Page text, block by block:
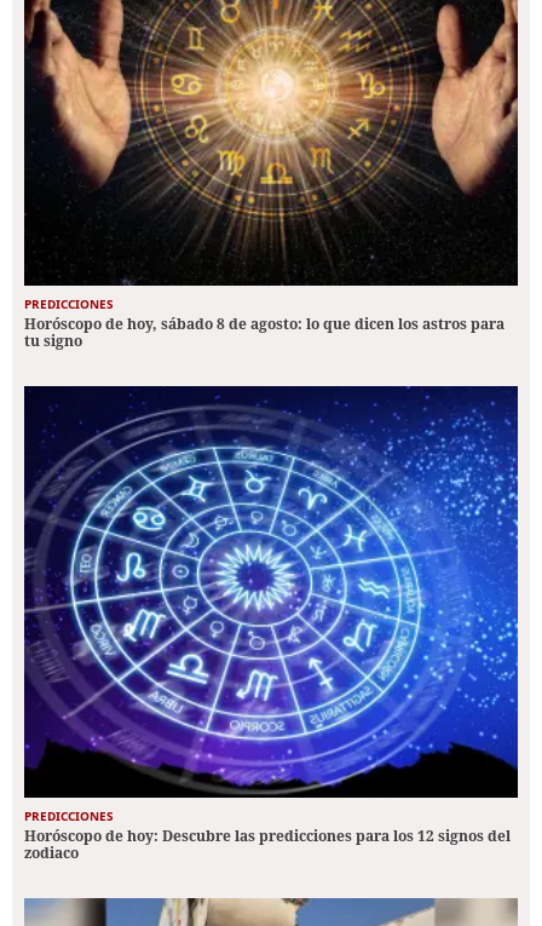
PREDICCIONES
Horóscopo de hoy, sábado 8 de agosto: lo que dicen los astros para
tu signo
PREDICCIONES
Horóscopo de hoy: Descubre las predicciones para los 12 signos del
zodiaco